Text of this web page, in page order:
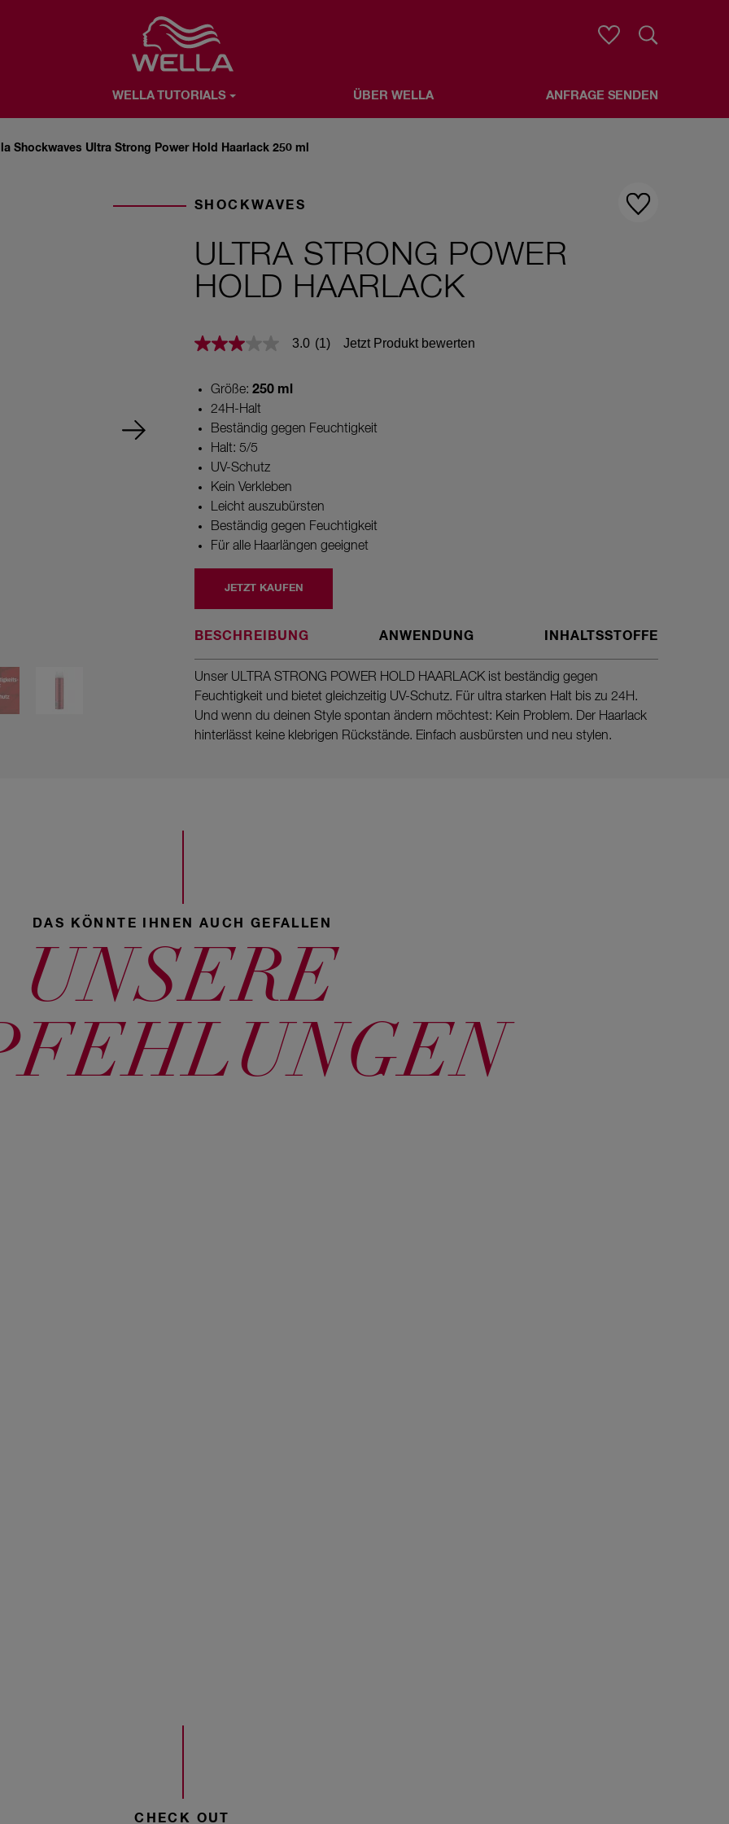
Favorite
WELLA TUTORIALS ÜBER WELLA ANFRAGE SENDEN
Shockwaves Ultra Strong Power Hold Haarlack 250 ml
SHOCKWAVES
ULTRA STRONG POWER
HOLD HAARLACK
3.0
Sternen,
Durchschnittswert
der
Bewertung.
Read
a
Review.
Link
auf
derselben
Seite.
3.0 (1) Jetzt Produkt bewerten
Größe: 250 ml
24H-Halt
Beständig gegen Feuchtigkeit
Halt: 5/5
UV-Schutz
Kein Verkleben
Leicht auszubürsten
Beständig gegen Feuchtigkeit
Für alle Haarlängen geeignet
JETZT KAUFEN
BESCHREIBUNG ANWENDUNG INHALTSSTOFFE
Unser ULTRA STRONG POWER HOLD HAARLACK ist beständig gegen
Feuchtigkeit und bietet gleichzeitig UV-Schutz. Für ultra starken Halt bis zu 24H.
Und wenn du deinen Style spontan ändern möchtest: Kein Problem. Der Haarlack
hinterlässt keine klebrigen Rückstände. Einfach ausbürsten und neu stylen.
DAS KÖNNTE IHNEN AUCH GEFALLEN
UNSERE
CHECK OUT